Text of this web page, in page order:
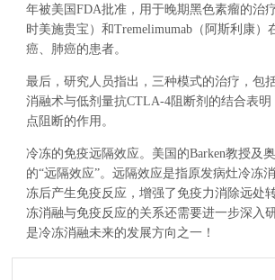
年被美国FDA批准，用于晚期黑色素瘤的治
时美施贵宝）和Tremelimumab（阿斯利康
癌、肺癌的患者。
最后，研究人员指出，三种模式的治疗，包
消融术与低剂量抗CTLA-4阻断剂的结合表
点阻断的作用。
冷冻的免疫远隔效应。美国的Barken教授及
的“远隔效应”。远隔效应是指原发病灶冷冻
冻后产生免疫反应，增强了免疫力消除远处
冻消融与免疫反应的关系还需要进一步深入
是冷冻消融未来的发展方向之一！